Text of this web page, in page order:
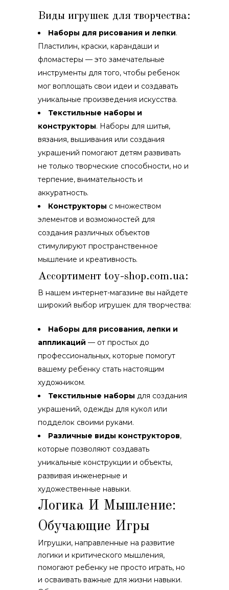
Виды игрушек для творчества:
Наборы для рисования и лепки.
Пластилин, краски, карандаши и
фломастеры — это замечательные
инструменты для того, чтобы ребенок
мог воплощать свои идеи и создавать
уникальные произведения искусства.
Текстильные наборы и
конструкторы. Наборы для шитья,
вязания, вышивания или создания
украшений помогают детям развивать
не только творческие способности, но и
терпение, внимательность и
аккуратность.
Конструкторы с множеством
элементов и возможностей для
создания различных объектов
стимулируют пространственное
мышление и креативность.
Ассортимент toy-shop.com.ua:
В нашем интернет-магазине вы найдете
широкий выбор игрушек для творчества:
Наборы для рисования, лепки и
аппликаций — от простых до
профессиональных, которые помогут
вашему ребенку стать настоящим
художником.
Текстильные наборы для создания
украшений, одежды для кукол или
подделок своими руками.
Различные виды конструкторов,
которые позволяют создавать
уникальные конструкции и объекты,
развивая инженерные и
художественные навыки.
Логика И Мышление:
Обучающие Игры
Игрушки, направленные на развитие
логики и критического мышления,
помогают ребенку не просто играть, но
и осваивать важные для жизни навыки.